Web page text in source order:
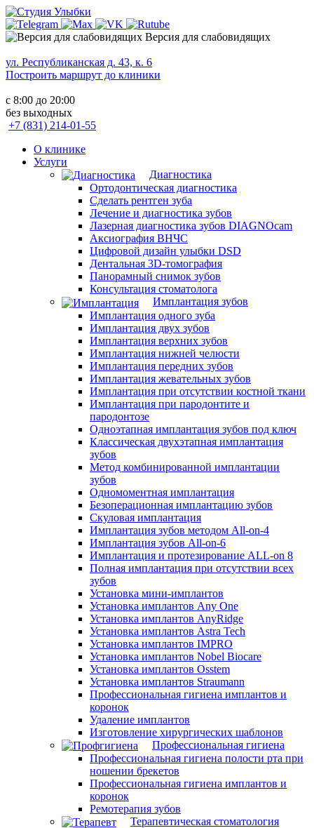
Версия для слабовидящих
ул. Республиканская д. 43, к. 6
Построить маршрут до клиники
с 8:00 до 20:00
без выходных
+7 (831) 214-01-55
О клинике
Услуги
Диагностика
Ортодонтическая диагностика
Сделать рентген зуба
Лечение и диагностика зубов
Лазерная диагностика зубов DIAGNOcam
Аксиография ВНЧС
Цифровой дизайн улыбки DSD
Дентальная 3D-томография
Панорамный снимок зубов
Консультация стоматолога
Имплантация зубов
Имплантация одного зуба
Имплантация двух зубов
Имплантация верхних зубов
Имплантация нижней челюсти
Имплантация передних зубов
Имплантация жевательных зубов
Имплантация при отсутствии костной ткани
Имплантация при пародонтите и
пародонтозе
Одноэтапная имплантация зубов под ключ
Классическая двухэтапная имплантация
зубов
Метод комбинированной имплантации
зубов
Одномоментная имплантация
Безоперационная имплантацию зубов
Скуловая имплантация
Имплантация зубов методом All-on-4
Имплантация зубов All-on-6
Имплантация и протезирование ALL-on 8
Полная имплантация при отсутствии всех
зубов
Установка мини-имплантов
Установка имплантов Any One
Установка имплантов AnyRidge
Установка имплантов Astra Tech
Установка имплантов IMPRO
Установка имплантов Nobel Biocare
Установка имплантов Osstem
Установка имплантов Straumann
Профессиональная гигиена имплантов и
коронок
Удаление имплантов
Изготовление хирургических шаблонов
Профессиональная гигиена
Профессиональная гигиена полости рта при
ношении брекетов
Профессиональная гигиена имплантов и
коронок
Ремотерапия зубов
Терапевтическая стоматология